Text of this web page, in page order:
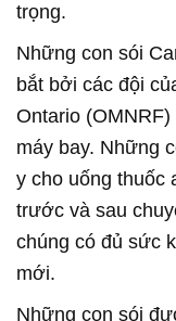
trọng.
Những con sói
bắt bởi các đội
Ontario
máy bay. Những
y cho uống thuốc
trước và sau
chúng có đủ sức
mới.
Những con sói